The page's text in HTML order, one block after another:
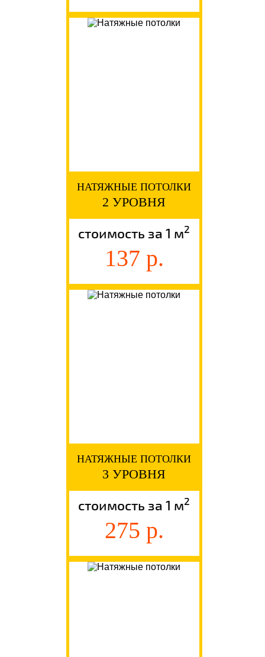
НАТЯЖНЫЕ ПОТОЛКИ
2 УРОВНЯ
стоимость за 1 м2
137 р.
НАТЯЖНЫЕ ПОТОЛКИ
3 УРОВНЯ
стоимость за 1 м2
275 р.